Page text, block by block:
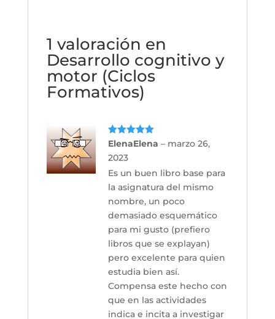
1 valoración en
Desarrollo cognitivo y
motor (Ciclos
Formativos)
Valorado
ElenaElena – marzo 26,
2023
Es un buen libro base para
la asignatura del mismo
nombre, un poco
demasiado esquemático
para mi gusto (prefiero
libros que se explayan)
pero excelente para quien
estudia bien así.
Compensa este hecho con
que en las actividades
indica e incita a investigar